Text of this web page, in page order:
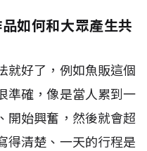
如何和大眾產生共
就好了，例如魚販這個
準確，像是當人累到一
開始興奮，然後就會超
得清楚、一天的行程是